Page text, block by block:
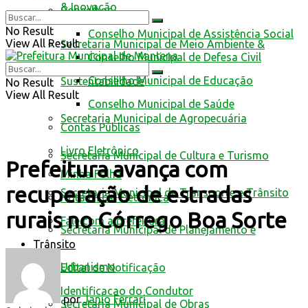
Conselhos
Conselho Municipal de Assistência Social
Conselho Municipal de Defesa Civil
Conselho Municipal de Educação
Conselho Municipal de Saúde
Contas Públicas
Livro Eletrônico
Minha Folha
Nota Fiscal Eletrônica
Fale com a prefeitura
Trânsito
Edital de Notificação
Identificacao do Condutor
& Inovação
Secretaria Municipal de Meio Ambiente &
Sustentabilidade
Secretaria Municipal de Agropecuária
Secretaria Municipal de Cultura e Turismo
Secretaria Municipal de Transporte e Trânsito
Secretaria Municipal de Planejamento e
Urbanismo
Secretaria Municipal de Obras
No Result
View All Result
No Result
View All Result
Prefeitura avança com
recuperação de estradas
rurais no Córrego Boa Sorte
por Janio Ferrari